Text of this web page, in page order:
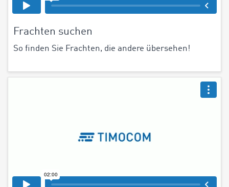
Frachten suchen
So finden Sie Frachten, die andere übersehen!